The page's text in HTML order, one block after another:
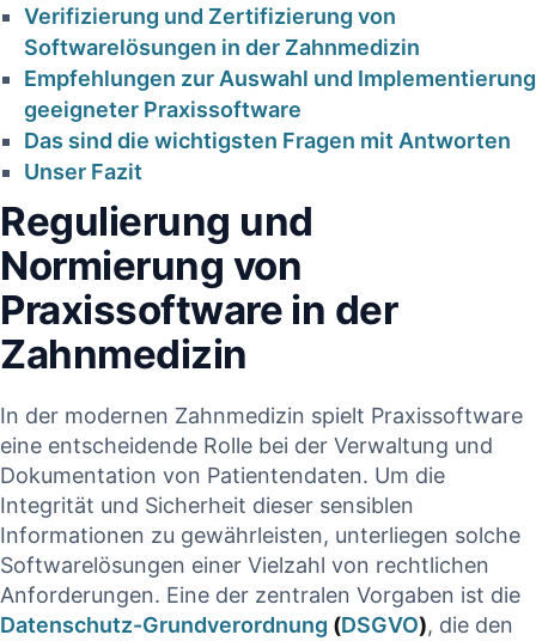
für
Zahnärzte
19. Januar 2026
CONTINUE READING
18. Januar 2026
CONTINUE READING
Verifizierung⁣ und Zertifizierung‍ von
Softwarelösungen in der Zahnmedizin
Empfehlungen ⁢zur Auswahl und Implementierung
geeigneter Praxissoftware
Das sind die ⁣wichtigsten ⁤Fragen mit Antworten
Unser Fazit
Regulierung und
Normierung‌ von
Praxissoftware⁢ in der
Zahnmedizin
In⁤ der‍ modernen Zahnmedizin spielt Praxissoftware
eine entscheidende ‌Rolle⁤ bei der Verwaltung und
Dokumentation ‍von Patientendaten. Um die
Integrität‌ und⁣ Sicherheit dieser sensiblen
Informationen ‌zu gewährleisten, unterliegen solche
Softwarelösungen einer ‍Vielzahl von rechtlichen
Anforderungen. Eine⁤ der zentralen ‌Vorgaben ist die
Datenschutz-Grundverordnung (DSGVO), die den